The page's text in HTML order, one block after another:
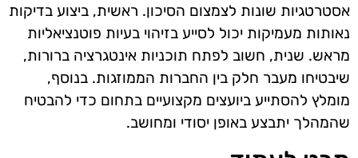
אסטרטגיות שונות לצמצום הסיכון. ראשית, ביצוע בדיקות
נאותות מעמיקות יכול לסייע בזיהוי בעיות פוטנציאליות
מראש. שנית, חשוב לפתח תוכניות אינטגרציה ברורות,
שיבטיחו מעבר חלק בין החברות הממוזגות. בנוסף,
מומלץ להסתייע ביועצים מקצועיים בתחום כדי להבטיח
שהמהלך יתבצע באופן יסודי ומחושב.